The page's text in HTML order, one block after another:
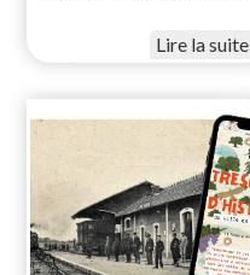
Lire la suite